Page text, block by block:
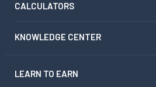
CALCULATORS
KNOWLEDGE CENTER
LEARN TO EARN